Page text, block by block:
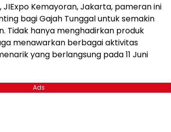
JIExpo Kemayoran, Jakarta, pameran ini
bagi Gajah Tunggal untuk semakin
Tidak hanya menghadirkan produk
menawarkan berbagai aktivitas
yang berlangsung pada 11 Juni
Ads